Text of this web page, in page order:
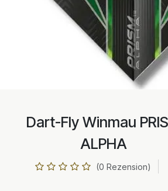
Dart-Fly Winmau
ALPHA
(0 Rezension)